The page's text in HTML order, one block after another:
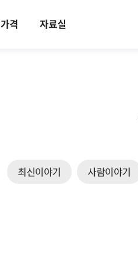
가격 자료실
최신이야기 사람이야기